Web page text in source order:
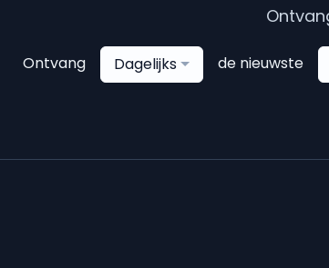
Ontvang Dagelijks de nieuwste